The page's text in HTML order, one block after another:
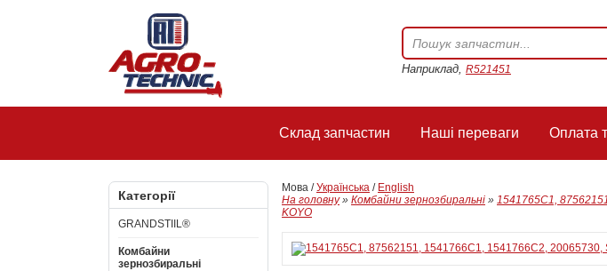
Наприклад, R521451
Склад запчастин Наші переваги Оплата
Категорії
GRANDSTIIL®
Комбайни
зернозбиральні
Мова /Українська / English
На головну» Комбайни зернозбиральні » 1541765C1,
KOYO